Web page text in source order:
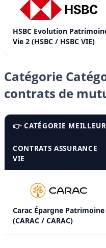
HSBC Evolution
Vie 2 (HSBC / HSBC VIE)
Catégorie
contrats de
👉 CATÉGORIE
CONTRATS ASSURANCE
VIE
Carac Épargne Patrimoine
(CARAC / CARAC)